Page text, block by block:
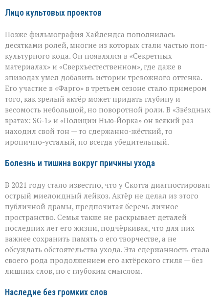
Лицо культовых проектов
Позже фильмография Хайлендса пополнилась
десятками ролей, многие из которых стали частью поп-
культурного кода. Он появлялся в «Секретных
материалах» и «Сверхъестественном», где даже в
эпизодах умел добавить истории тревожного оттенка.
Его участие в «Фарго» в третьем сезоне стало примером
того, как зрелый актёр может придать глубину и
весомость небольшой, но поворотной роли. В «Звёздных
вратах: SG‑1» и «Полиции Нью‑Йорка» он всякий раз
находил свой тон — то сдержанно-жёсткий, то
иронично-усталый, но всегда убедительный.
Болезнь и тишина вокруг причины ухода
В 2021 году стало известно, что у Скотта диагностирован
острый миелоидный лейкоз. Актёр не делал из этого
публичной драмы, предпочитая беречь личное
пространство. Семья также не раскрывает деталей
последних лет его жизни, подчёркивая, что для них
важнее сохранить память о его творчестве, а не
обсуждать обстоятельства ухода. Эта сдержанность стала
своего рода продолжением его актёрского стиля — без
лишних слов, но с глубоким смыслом.
Наследие без громких слов